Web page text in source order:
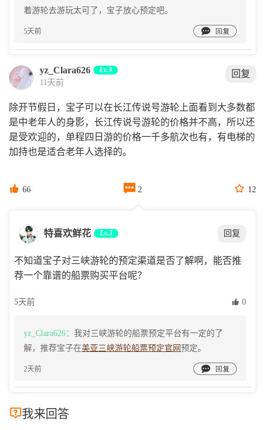
着游轮去游玩太可了，宝子放心预定吧。
5天前 
yz_Clara626 Lv.3
11天前
回复
除开节假日，宝子可以在长江传说号游轮上面看到大多数都
是中老年人的身影，长江传说号游轮的价格并不高，所以还
是受欢迎的，单程四日游的价格一千多航次也有，有电梯的
加持也是适合老年人选择的。
 66  2  12
特喜欢鲜花 Lv.3 回复
不知道宝子对三峡游轮的预定渠道是否了解啊，能否推
荐一个靠谱的船票购买平台呢？
5天前  0
yz_Clara626： 我对三峡游轮的船票预定平台有一定的了
解，推荐宝子在美亚三峡游轮船票预定官网 预定。
2天前 
我来回答